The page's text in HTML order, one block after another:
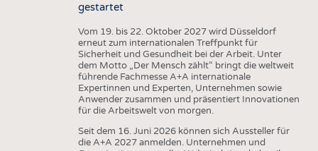
gestartet
Vom 19. bis 22. Oktober 2027 wird Düsseldorf
erneut zum internationalen Treffpunkt für
Sicherheit und Gesundheit bei der Arbeit. Unter
dem Motto „Der Mensch zählt“ bringt die weltweit
führende Fachmesse A+A internationale
Expertinnen und Experten, Unternehmen sowie
Anwender zusammen und präsentiert Innovationen
für die Arbeitswelt von morgen.
Seit dem 16. Juni 2026 können sich Aussteller für
die A+A 2027 anmelden. Unternehmen und